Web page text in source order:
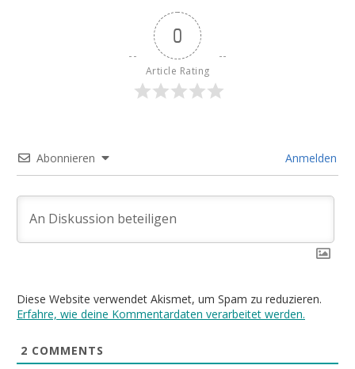
0
Article Rating
Abonnieren Anmelden
Diese Website verwendet Akismet, um Spam zu reduzieren.
Erfahre, wie deine Kommentardaten verarbeitet werden.
2 COMMENTS